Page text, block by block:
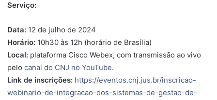
Serviço:
Data: 12 de julho de 2024
Horário: 10h30 às 12h (horário de Brasília)
Local: plataforma Cisco Webex, com transmissão ao vivo
pelo canal do CNJ no YouTube.
Link de inscrições: https://eventos.cnj.jus.br/inscricao-
webinario-de-integracao-dos-sistemas-de-gestao-de-